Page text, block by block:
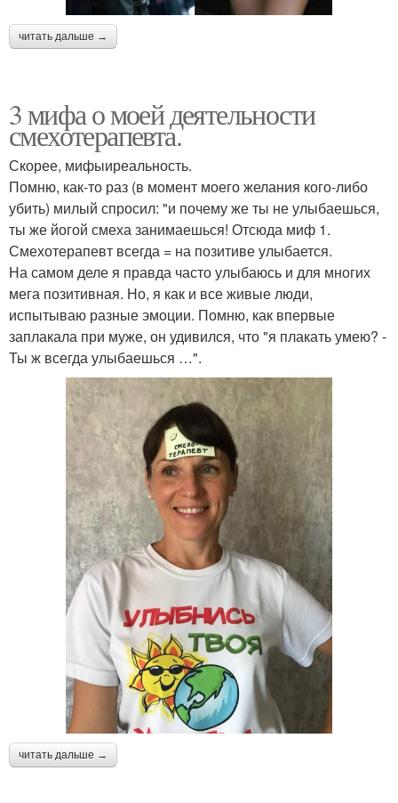
читать дальше →
3 мифа о моей деятельности
смехотерапевта.
Скорее, мифыиреальность.
Помню, как-то раз (в момент моего желания кого-либо
убить) милый спросил: "и почему же ты не улыбаешься,
ты же йогой смеха занимаешься! Отсюда миф 1.
Смехотерапевт всегда = на позитиве улыбается.
На самом деле я правда часто улыбаюсь и для многих
мега позитивная. Но, я как и все живые люди,
испытываю разные эмоции. Помню, как впервые
заплакала при муже, он удивился, что "я плакать умею? -
Ты ж всегда улыбаешься …".
читать дальше →